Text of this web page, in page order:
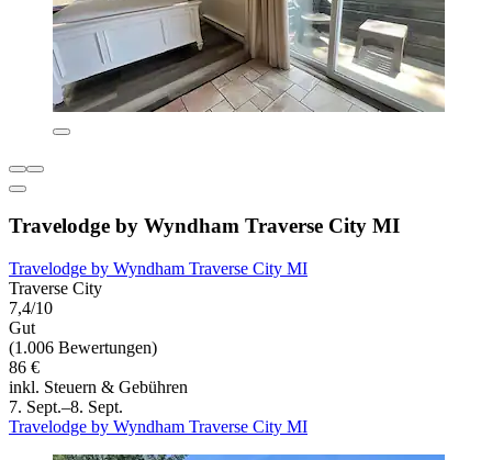
Travelodge by Wyndham Traverse City MI
Travelodge by Wyndham Traverse City MI
Traverse City
7,4/10
Gut
(1.006 Bewertungen)
86 €
inkl. Steuern & Gebühren
7. Sept.–8. Sept.
Travelodge by Wyndham Traverse City MI